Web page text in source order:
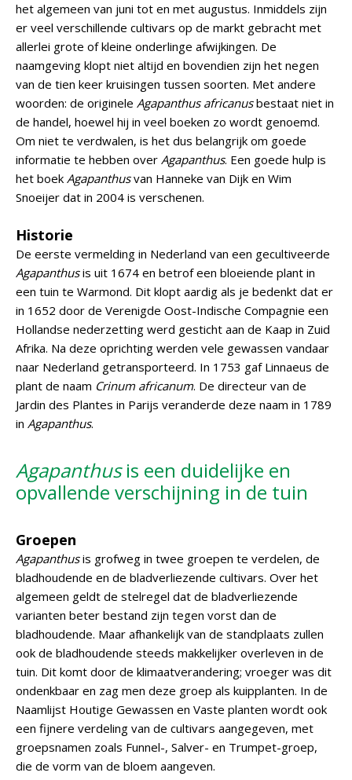
het algemeen van juni tot en met augustus. Inmiddels zijn
er veel verschillende cultivars op de markt gebracht met
allerlei grote of kleine onderlinge afwijkingen. De
naamgeving klopt niet altijd en bovendien zijn het negen
van de tien keer kruisingen tussen soorten. Met andere
woorden: de originele Agapanthus africanusbestaat niet in
de handel, hoewel hij in veel boeken zo wordt genoemd.
Om niet te verdwalen, is het dus belangrijk om goede
informatie te hebben over Agapanthus. Een goede hulp is
het boek Agapanthusvan Hanneke van Dijk en Wim
Snoeijer dat in 2004 is verschenen.
Historie
De eerste vermelding in Nederland van een gecultiveerde
Agapanthusis uit 1674 en betrof een bloeiende plant in
een tuin te Warmond. Dit klopt aardig als je bedenkt dat er
in 1652 door de Verenigde Oost-Indische Compagnie een
Hollandse nederzetting werd gesticht aan de Kaap in Zuid
Afrika. Na deze oprichting werden vele gewassen vandaar
naar Nederland getransporteerd. In 1753 gaf Linnaeus de
plant de naam Crinum africanum. De directeur van de
Jardin des Plantes in Parijs veranderde deze naam in 1789
in Agapanthus.
Agapanthusis een duidelijke en
opvallende verschijning in de tuin
Groepen
Agapanthusis grofweg in twee groepen te verdelen, de
bladhoudende en de bladverliezende cultivars. Over het
algemeen geldt de stelregel dat de bladverliezende
varianten beter bestand zijn tegen vorst dan de
bladhoudende. Maar afhankelijk van de standplaats zullen
ook de bladhoudende steeds makkelijker overleven in de
tuin. Dit komt door de klimaatverandering; vroeger was dit
ondenkbaar en zag men deze groep als kuipplanten. In de
Naamlijst Houtige Gewassen en Vaste planten wordt ook
een fijnere verdeling van de cultivars aangegeven, met
groepsnamen zoals Funnel-, Salver- en Trumpet-groep,
die de vorm van de bloem aangeven.